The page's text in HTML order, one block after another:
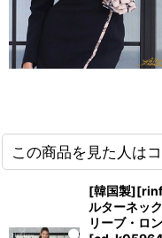
この商品を見た人は
[韓国製
ルターネッ
リーブ・ロ